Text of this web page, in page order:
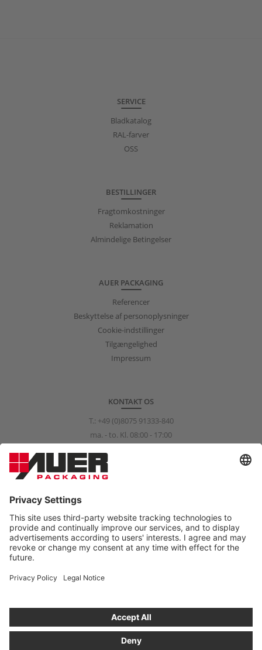
SERVICE
Bladkatalog
RAL-farver
OSS
BESTILLINGER
Fragtomkostninger
Reklamation
Almindelige Betingelser
AUER PACKAGING
Referencer
Beskyttelse af personoplysninger
Cookie-indstillinger
Tilgængelighed
Impressum
KONTAKT OS
T.: +49 (0)8075 91333-840
ma. - to. Kl. 08:00 - 17:00
info@auer-packaging.com
Du handler for øjeblikket som erhvervskunde. I privatkunde-
shoppen er alle priser inkl. moms, og der gælder en lovbestemt